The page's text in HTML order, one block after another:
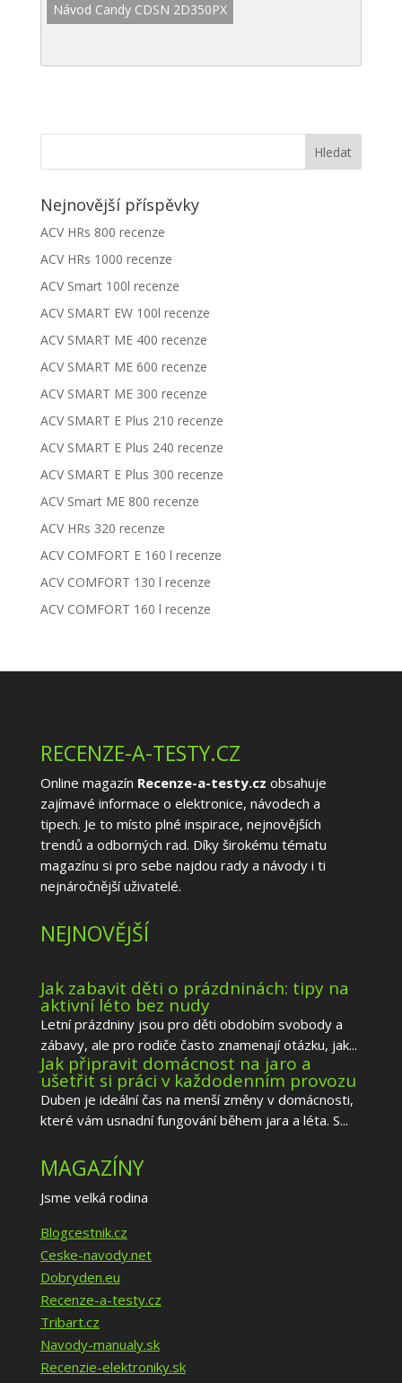
Návod Candy CDSN 2D350PX
Nejnovější příspěvky
ACV HRs 800 recenze
ACV HRs 1000 recenze
ACV Smart 100l recenze
ACV SMART EW 100l recenze
ACV SMART ME 400 recenze
ACV SMART ME 600 recenze
ACV SMART ME 300 recenze
ACV SMART E Plus 210 recenze
ACV SMART E Plus 240 recenze
ACV SMART E Plus 300 recenze
ACV Smart ME 800 recenze
ACV HRs 320 recenze
ACV COMFORT E 160 l recenze
ACV COMFORT 130 l recenze
ACV COMFORT 160 l recenze
RECENZE-A-TESTY.CZ
Online magazín Recenze-a-testy.cz obsahuje
zajímavé informace o elektronice, návodech a
tipech. Je to místo plné inspirace, nejnovějších
trendů a odborných rad. Díky širokému tématu
magazínu si pro sebe najdou rady a návody i ti
nejnáročnější uživatelé.
NEJNOVĚJŠÍ
Jak zabavit děti o prázdninách: tipy na
aktivní léto bez nudy
Letní prázdniny jsou pro děti obdobím svobody a
zábavy, ale pro rodiče často znamenají otázku, jak...
Jak připravit domácnost na jaro a
ušetřit si práci v každodenním provozu
Duben je ideální čas na menší změny v domácnosti,
které vám usnadní fungování během jara a léta. S...
MAGAZÍNY
Jsme velká rodina
Blogcestnik.cz
Ceske-navody.net
Dobryden.eu
Recenze-a-testy.cz
Tribart.cz
Navody-manualy.sk
Recenzie-elektroniky.sk